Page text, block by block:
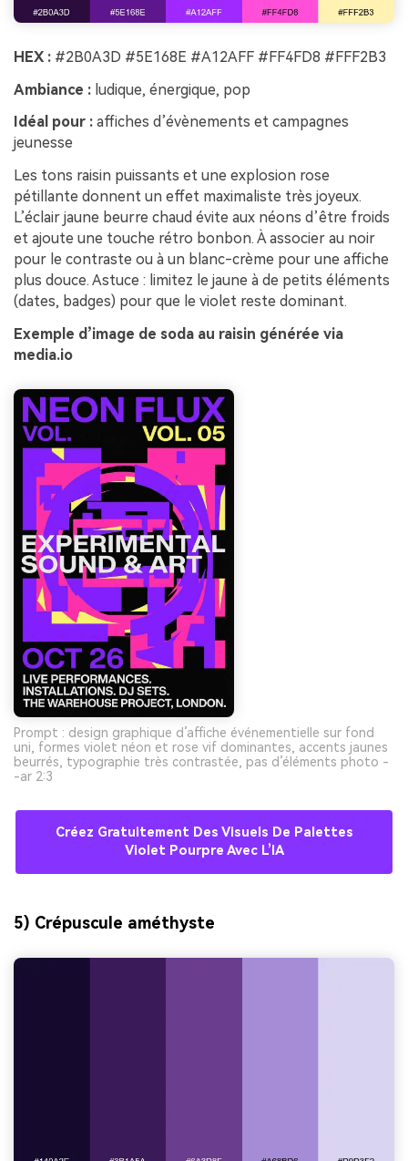
HEX : #2B0A3D #5E168E #A12AFF #FF4FD8 #FFF2B3
Ambiance : ludique, énergique, pop
Idéal pour : affiches d’évènements et campagnes
jeunesse
Les tons raisin puissants et une explosion rose
pétillante donnent un effet maximaliste très joyeux.
L’éclair jaune beurre chaud évite aux néons d’être froids
et ajoute une touche rétro bonbon. À associer au noir
pour le contraste ou à un blanc-crème pour une affiche
plus douce. Astuce : limitez le jaune à de petits éléments
(dates, badges) pour que le violet reste dominant.
Exemple d’image de soda au raisin générée via
media.io
Prompt : design graphique d’affiche événementielle sur fond
uni, formes violet néon et rose vif dominantes, accents jaunes
beurrés, typographie très contrastée, pas d’éléments photo -
-ar 2:3
Créez Gratuitement Des Visuels De Palettes
Violet Pourpre Avec L’IA
5) Crépuscule améthyste